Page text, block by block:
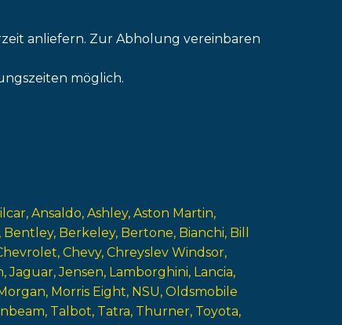
anliefern. Zur Abholung vereinbaren
möglich.
Ansaldo Ashley Aston Martin
Bentley Berkeley Bertone Bianchi Bill
Chevy Chreyslev Windsor
Jaguar Jensen Lamborghini Lancia
Morris Eight NSU Oldsmobile
Talbot Tatra Thurner Toyota